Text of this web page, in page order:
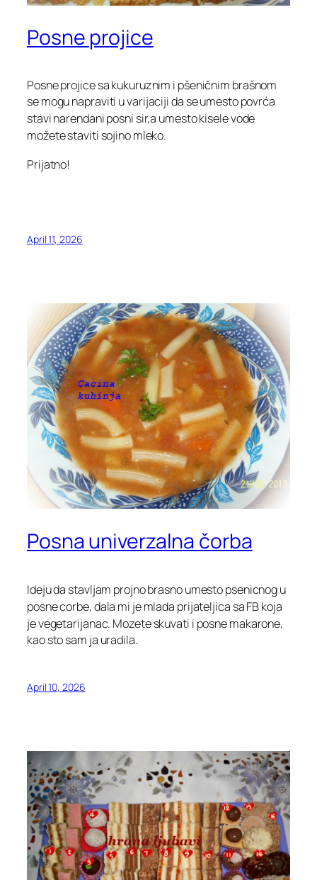
Posne projice
Posne projice sa kukuruznim i pšeničnim brašnom
se mogu napraviti uvarijaciji da se umesto povrća
stavi narendani posni sir,a umesto kisele vode
možete staviti sojino mleko.
Prijatno!
April 11, 2026
Posna univerzalna čorba
Ideju da stavljam projno brasno umesto psenicnog u
posne corbe, dala mi je mlada prijateljica sa FB koja
je vegetarijanac. Mozete skuvati i posne makarone,
kao sto sam ja uradila.
April 10, 2026